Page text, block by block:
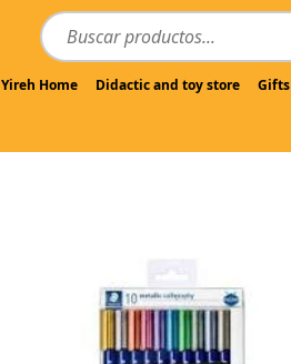
Yireh Home Didactic and toy store Gifts